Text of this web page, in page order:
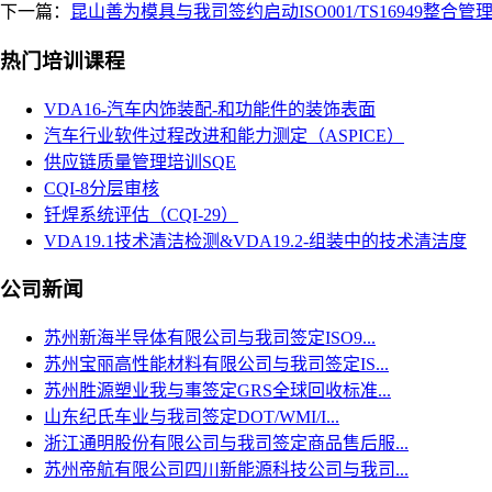
下一篇： 昆山善为模具与我司签约启动ISO001/TS16949整合管
热门培训课程
VDA16-汽车内饰装配-和功能件的装饰表面
汽车行业软件过程改进和能力测定（ASPICE）
供应链质量管理培训SQE
CQI-8分层审核
钎焊系统评估（CQI-29）
VDA19.1技术清洁检测&VDA19.2-组装中的技术清洁度
公司新闻
苏州新海半导体有限公司与我司签定ISO9...
苏州宝丽高性能材料有限公司与我司签定IS...
苏州胜源塑业我与事签定GRS全球回收标准...
山东纪氏车业与我司签定DOT/WMI/I...
浙江通明股份有限公司与我司签定商品售后服...
苏州帝航有限公司四川新能源科技公司与我司...